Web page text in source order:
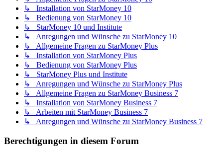
↳ Installation von StarMoney 10
↳ Bedienung von StarMoney 10
↳ StarMoney 10 und Institute
↳ Anregungen und Wünsche zu StarMoney 10
↳ Allgemeine Fragen zu StarMoney Plus
↳ Installation von StarMoney Plus
↳ Bedienung von StarMoney Plus
↳ StarMoney Plus und Institute
↳ Anregungen und Wünsche zu StarMoney Plus
↳ Allgemeine Fragen zu StarMoney Business 7
↳ Installation von StarMoney Business 7
↳ Arbeiten mit StarMoney Business 7
↳ Anregungen und Wünsche zu StarMoney Business 7
Berechtigungen in diesem Forum